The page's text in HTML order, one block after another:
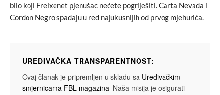
bilo koji Freixenet pjenušac nećete pogriješiti. Carta Nevada i
Cordon Negro spadaju u red najukusnijih od prvog mjehurića.
UREĐIVAČKA TRANSPARENTNOST:
Ovaj članak je pripremljen u skladu sa Uređivačkim
smjernicama FBL magazina. Naša misija je osigurati